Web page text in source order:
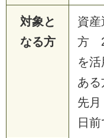
対象と
なる方
資
方 2
を
あ
先
日前